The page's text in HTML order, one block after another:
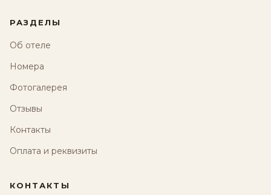
РАЗДЕЛЫ
Об отеле
Номера
Фотогалерея
Отзывы
Контакты
Оплата и реквизиты
КОНТАКТЫ